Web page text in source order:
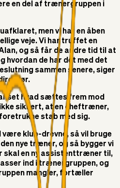
en del af trænergruppen i
men vi har en åben
veje. Vi har truffet en
og så får de andre tid til at
hvordan de har det med det
sammen senere, siger
hvad sættes frem mod
sikkert, at en cheftræner,
stab med sig.
være klub-drevne, så vil bruge
nye træner, og så bygger vi
skal en ny assistenttræner til,
ind i trænergruppen, og
mangler, fortæller